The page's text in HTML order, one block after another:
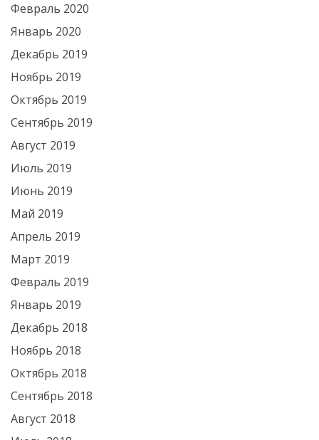
Февраль 2020
Январь 2020
Декабрь 2019
Ноябрь 2019
Октябрь 2019
Сентябрь 2019
Август 2019
Июль 2019
Июнь 2019
Май 2019
Апрель 2019
Март 2019
Февраль 2019
Январь 2019
Декабрь 2018
Ноябрь 2018
Октябрь 2018
Сентябрь 2018
Август 2018